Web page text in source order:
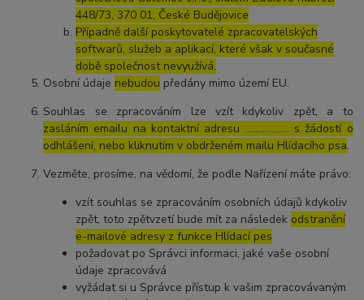
448/73, 370 01, České Budějovice
Případně další poskytovatelé zpracovatelských
softwarů, služeb a aplikací, které však v současné
době společnost nevyužívá.
Osobní údaje nebudou předány mimo území EU.
Souhlas se zpracováním lze vzít kdykoliv zpět, a to
zasláním emailu na kontaktní adresu ..……………. s žádostí o
odhlášení, nebo kliknutím v obdrženém mailu Hlídacího psa.
Vezměte, prosíme, na vědomí, že podle Nařízení máte právo:
vzít souhlas se zpracováním osobních údajů kdykoliv
zpět, toto zpětvzetí bude mít za následek odstranění
e-mailové adresy z funkce Hlídací pes
požadovat po Správci informaci, jaké vaše osobní
údaje zpracovává
vyžádat si u Správce přístup k vašim zpracovávaným